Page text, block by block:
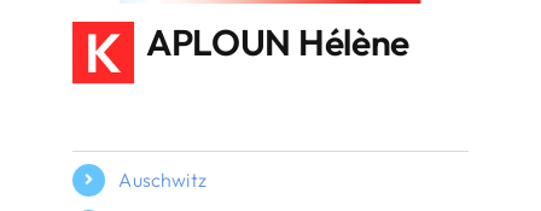
K APLOUN Hélène
Auschwitz